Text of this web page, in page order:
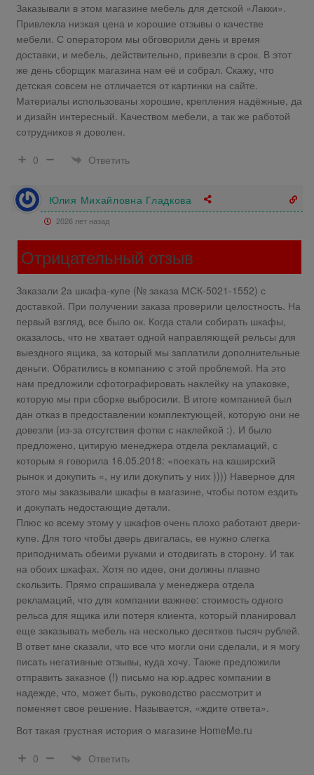
Заказывали в этом магазине мебель для детской «Лакки».
Привлекла низкая цена и хорошие отзывы о качестве
мебели. С оператором мы обговорили день и время
доставки, и мебель, действительно, привезли в срок. В этот
же день сборщик магазина нам её и собрал. Скажу, что
детская совсем не отличается от картинки на сайте.
Материалы использованы хорошие, крепления надёжные, да
и дизайн интересный. Качеством мебели, а так же работой
сотрудников я доволен.
0
Ответить
Юлия Михайловна Гладкова
2026 лет назад
Отрицательный отзыв
Заказали 2а шкафа-купе (№ заказа МСК-5021-1552) с
доставкой. При получении заказа проверили целостность. На
первый взгляд, все было ок. Когда стали собирать шкафы,
оказалось, что не хватает одной направляющей рельсы для
выездного ящика, за который мы заплатили дополнительные
деньги. Обратились в компанию с этой проблемой. На это
нам предложили сфотографировать наклейку на упаковке,
которую мы при сборке выбросили. В итоге компанией был
дан отказ в предоставлении комплектующей, которую они не
довезли (из-за отсутствия фотки с наклейкой :). И было
предложено, цитирую менеджера отдела рекламаций, с
которым я говорила 16.05.2018: «поехать на каширский
рынок и докупить «, ну или докупить у них )))) Наверное для
этого мы заказывали шкафы в магазине, чтобы потом ездить
и докупать недостающие детали.
Плюс ко всему этому у шкафов очень плохо работают двери-
купе. Для того чтобы дверь двигалась, ее нужно слегка
приподнимать обеими руками и отодвигать в сторону. И так
на обоих шкафах. Хотя по идее, они должны плавно
скользить. Прямо спрашивала у менеджера отдела
рекламаций, что для компании важнее: стоимость одного
рельса для ящика или потеря клиента, который планировал
еще заказывать мебель на несколько десятков тысяч рублей.
В ответ мне сказали, что все что могли они сделали, и я могу
писать негативные отзывы, куда хочу. Также предложили
отправить заказное (!) письмо на юр.адрес компании в
надежде, что, может быть, руководство рассмотрит и
поменяет свое решение. Называется, «ждите ответа».
Вот такая грустная история о магазине HomeMe.ru
0
Ответить